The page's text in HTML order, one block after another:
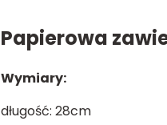
Papierowa
Wymiary:
długość: 28cm